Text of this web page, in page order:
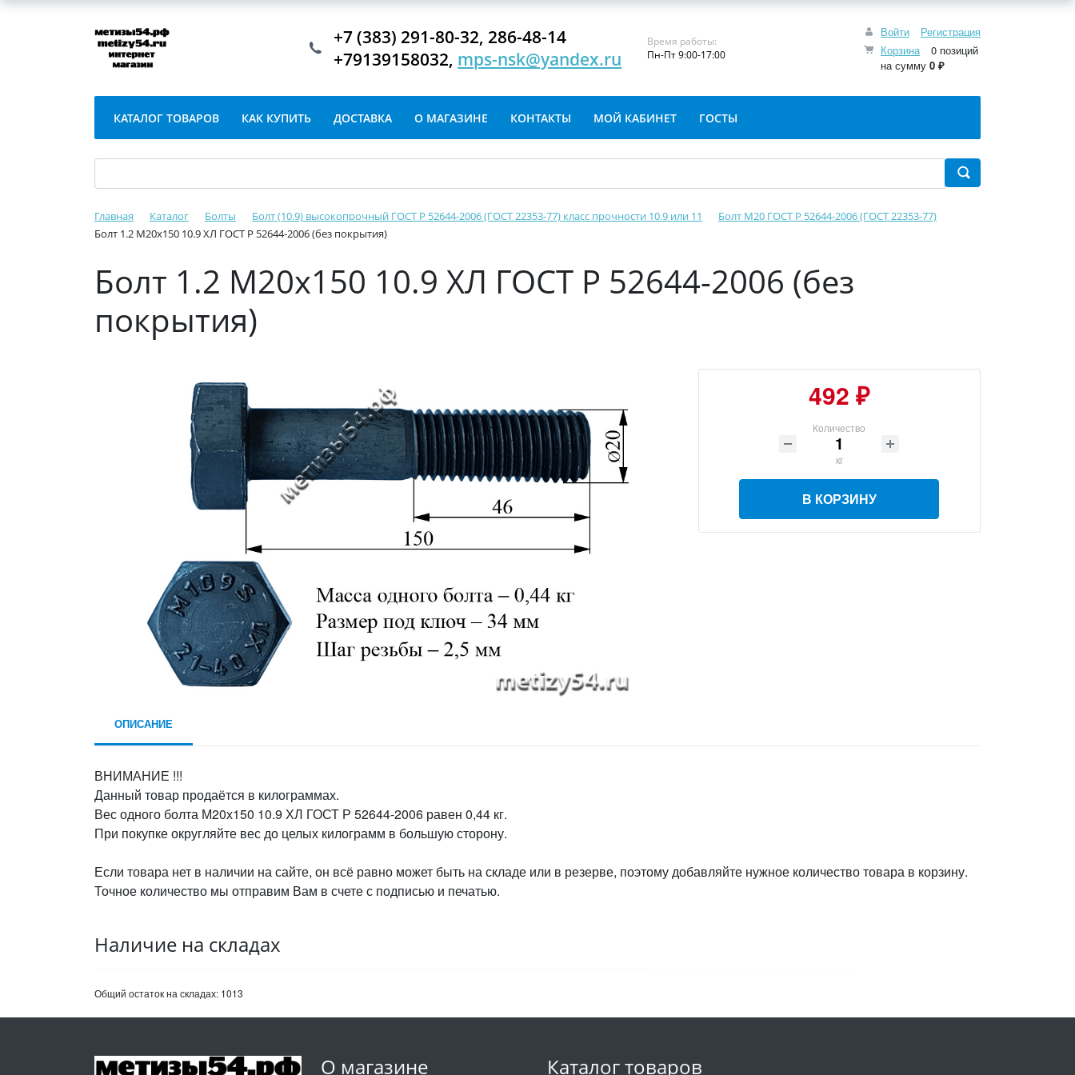
Войти
Регистрация
Корзина
0 позиций
на сумму 0 ₽
+7 (383) 291-80-32, 286-48-14
+79139158032, mps-nsk@yandex.ru
Время работы:
Пн-Пт 9:00-17:00
КАТАЛОГ ТОВАРОВ КАК КУПИТЬ ДОСТАВКА О МАГАЗИНЕ КОНТАКТЫ МОЙ КАБИНЕТ ГОСТЫ
Главная Каталог Болты Болт (10.9) высокопрочный ГОСТ Р 52644-2006 (ГОСТ 22353-77) класс прочности 10.9 или 11
Болт М20 ГОСТ Р 52644-2006 (ГОСТ 22353-77)
Болт 1.2 М20х150 10.9 ХЛ ГОСТ Р 52644-2006 (без покрытия)
Болт 1.2 М20х150 10.9 ХЛ ГОСТ Р 52644-2006 (без
покрытия)
492 ₽
Количество
кг
В КОРЗИНУ
ОПИСАНИЕ
ВНИМАНИЕ !!!
Данный товар продаётся в килограммах.
Вес одного болта М20х150 10.9 ХЛ ГОСТ Р 52644-2006 равен 0,44 кг.
При покупке округляйте вес до целых килограмм в большую сторону.
Если товара нет в наличии на сайте, он всё равно может быть на складе или в резерве, поэтому добавляйте нужное количество товара в корзину.
Точное количество мы отправим Вам в счете с подписью и печатью.
Наличие на складах
Общий остаток на складах: 1013
О магазине Каталог товаров